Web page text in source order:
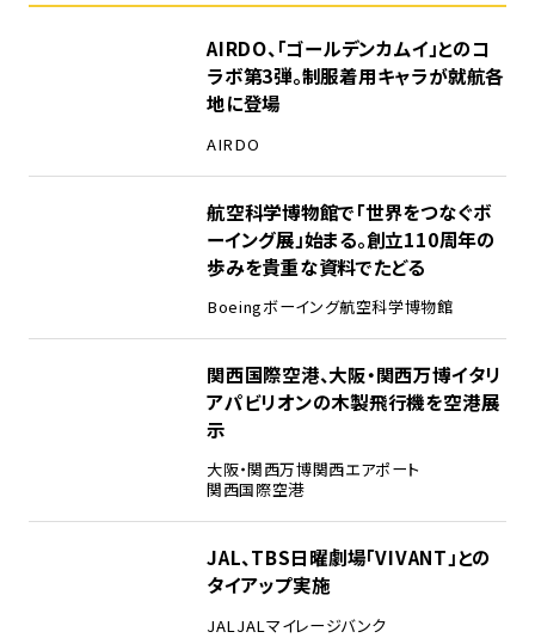
AIRDO、「ゴールデンカムイ」とのコ
ラボ第3弾。制服着用キャラが就航各
地に登場
AIRDO
航空科学博物館で「世界をつなぐボ
ーイング展」始まる。創立110周年の
歩みを貴重な資料でたどる
Boeingボーイング航空科学博物館
関西国際空港、大阪・関西万博イタリ
アパビリオンの木製飛行機を空港展
示
大阪・関西万博関西エアポート
関西国際空港
JAL、TBS日曜劇場「VIVANT」との
タイアップ実施
JAL JALマイレージバンク